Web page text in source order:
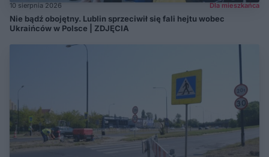
10 sierpnia 2026 Dla mieszkańca
Nie bądź obojętny. Lublin sprzeciwił się fali hejtu wobec
Ukraińców w Polsce | ZDJĘCIA